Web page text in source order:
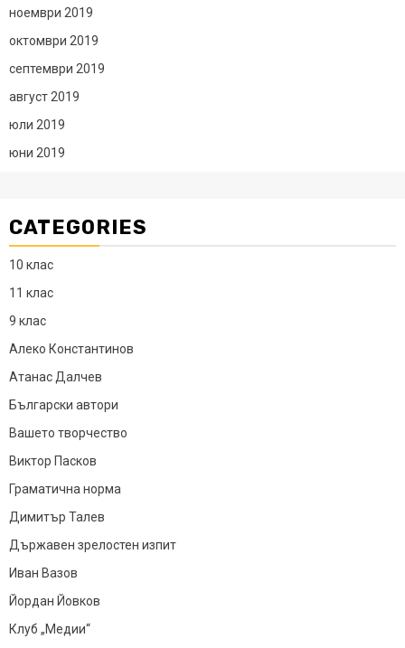
ноември 2019
октомври 2019
септември 2019
август 2019
юли 2019
юни 2019
CATEGORIES
10 клас
11 клас
9 клас
Алеко Константинов
Атанас Далчев
Български автори
Вашето творчество
Виктор Пасков
Граматична норма
Димитър Талев
Държавен зрелостен изпит
Иван Вазов
Йордан Йовков
Клуб „Медии“